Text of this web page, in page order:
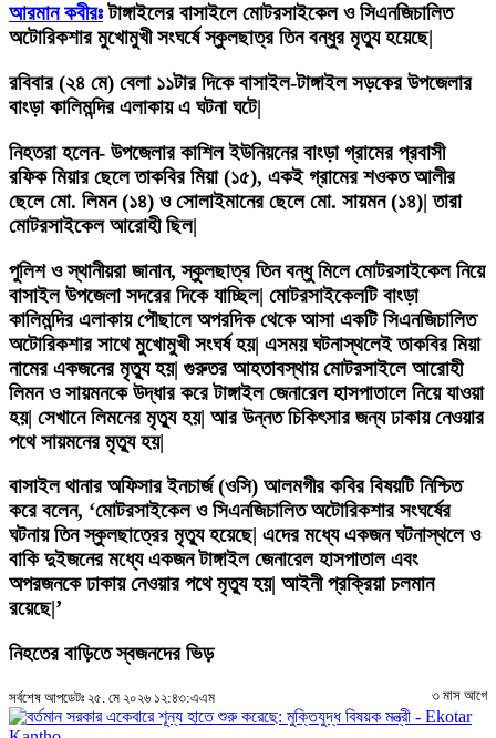
আরমান কবীরঃটাঙ্গাইলের বাসাইলে মোটরসাইকেল ও সিএনজিচালিত
অটোরিকশার মুখোমুখী সংঘর্ষে স্কুলছাত্র তিন বন্ধুর মৃত্যু হয়েছে|
রবিবার (২৪ মে) বেলা ১১টার দিকে বাসাইল-টাঙ্গাইল সড়কের উপজেলার
বাংড়া কালিমন্দির এলাকায় এ ঘটনা ঘটে|
নিহতরা হলেন- উপজেলার কাশিল ইউনিয়নের বাংড়া গ্রামের প্রবাসী
রফিক মিয়ার ছেলে তাকবির মিয়া (১৫), একই গ্রামের শওকত আলীর
ছেলে মো. লিমন (১৪) ও সোলাইমানের ছেলে মো. সায়মন (১৪)| তারা
মোটরসাইকেল আরোহী ছিল|
পুলিশ ও স্থানীয়রা জানান, স্কুলছাত্র তিন বন্ধু মিলে মোটরসাইকেল নিয়ে
বাসাইল উপজেলা সদরের দিকে যাচ্ছিল| মোটরসাইকেলটি বাংড়া
কালিমন্দির এলাকায় পৌছালে অপরদিক থেকে আসা একটি সিএনজিচালিত
অটোরিকশার সাথে মুখোমুখী সংঘর্ষ হয়| এসময় ঘটনাস্থলেই তাকবির মিয়া
নামের একজনের মৃত্যু হয়| গুরুতর আহতাবস্থায় মোটরসাইলে আরোহী
লিমন ও সায়মনকে উদ্ধার করে টাঙ্গাইল জেনারেল হাসপাতালে নিয়ে যাওয়া
হয়| সেখানে লিমনের মৃত্যু হয়| আর উন্নত চিকিৎসার জন্য ঢাকায় নেওয়ার
পথে সায়মনের মৃত্যু হয়|
বাসাইল থানার অফিসার ইনচার্জ (ওসি) আলমগীর কবির বিষয়টি নিশ্চিত
করে বলেন, ‘মোটরসাইকেল ও সিএনজিচালিত অটোরিকশার সংঘর্ষের
ঘটনায় তিন স্কুলছাত্রের মৃত্যু হয়েছে| এদের মধ্যে একজন ঘটনাস্থলে ও
বাকি দুইজনের মধ্যে একজন টাঙ্গাইল জেনারেল হাসপাতাল এবং
অপরজনকে ঢাকায় নেওয়ার পথে মৃত্যু হয়| আইনী প্রক্রিয়া চলমান
রয়েছে|’
নিহতের বাড়িতে স্বজনদের ভিড়
সর্বশেষ আপডেটঃ ২৫. মে ২০২৬ ১২:৪৩:এএম ৩ মাস আগে